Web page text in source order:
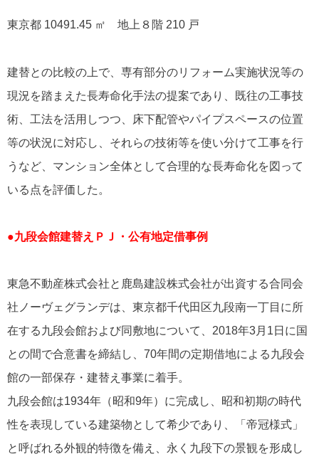
東京都 10491.45 ㎡ 地上８階 210 戸
建替との比較の上で、専有部分のリフォーム実施状況等の
現況を踏まえた長寿命化手法の提案であり、既往の工事技
術、工法を活用しつつ、床下配管やパイプスペースの位置
等の状況に対応し、それらの技術等を使い分けて工事を行
うなど、マンション全体として合理的な長寿命化を図って
いる点を評価した。
●九段会館建替えＰＪ・公有地定借事例
東急不動産株式会社と鹿島建設株式会社が出資する合同会
社ノーヴェグランデは、東京都千代田区九段南一丁目に所
在する九段会館および同敷地について、2018年3月1日に国
との間で合意書を締結し、70年間の定期借地による九段会
館の一部保存・建替え事業に着手。
九段会館は1934年（昭和9年）に完成し、昭和初期の時代
性を表現している建築物として希少であり、「帝冠様式」
と呼ばれる外観的特徴を備え、永く九段下の景観を形成し